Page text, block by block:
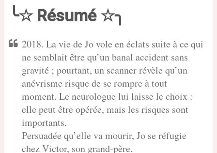
╰☆ Résumé ☆╮
2018. La vie de Jo vole en éclats suite à ce qui
ne semblait être qu’un banal accident sans
gravité ; pourtant, un scanner révèle qu’un
anévrisme risque de se rompre à tout
moment. Le neurologue lui laisse le choix :
elle peut être opérée, mais les risques sont
importants.
Persuadée qu’elle va mourir, Jo se réfugie
chez Victor, son grand-père.